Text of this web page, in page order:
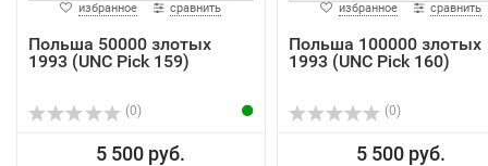
избранное сравнить
Польша 50000 злотых
1993 (UNC Pick 159)
(0)
5 500 руб.
избранное сравнить
Польша 100000 злотых
1993 (UNC Pick 160)
(0)
5 500 руб.